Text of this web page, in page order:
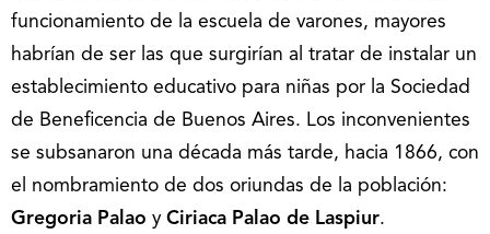
funcionamiento de la escuela de varones, mayores
habrían de ser las que surgirían al tratar de instalar un
establecimiento educativo para niñas por la Sociedad
de Beneficencia de Buenos Aires. Los inconvenientes
se subsanaron una década más tarde, hacia 1866, con
el nombramiento de dos oriundas de la población:
Gregoria Palao y Ciriaca Palao de Laspiur.